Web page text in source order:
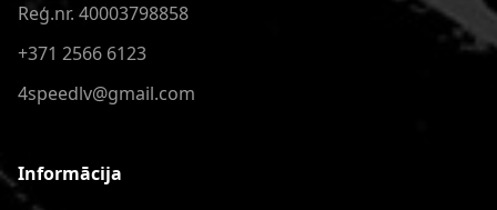
Reģ.nr. 40003798858
+371 2566 6123
4speedlv@gmail.com
Informācija